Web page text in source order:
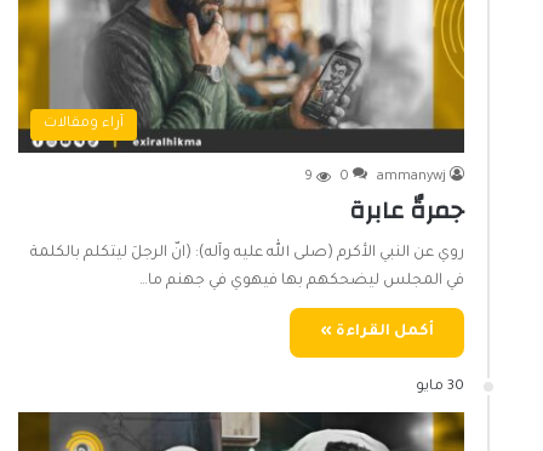
آراء ومقالات
ammanywj
0
9
جمرةٌ عابرة
روي عن النبي الأكرم (صلى الله عليه وآله): (انّ الرجلَ ليتكلم بالكلمة
في المجلس ليضحكهم بها فيهوي في جهنم ما…
أكمل القراءة »
30 مايو